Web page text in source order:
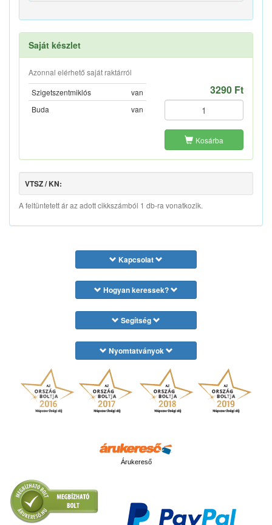
Saját készlet
Azonnal elérhető saját raktárról
Szigetszentmiklós
van
Buda
van
3290 Ft
Kosárba
VTSZ / KN:
A feltüntetett ár az adott cikkszámból 1 db-ra vonatkozik.
Kapcsolat
Hogyan keressek?
Segítség
Nyomtatványok
Árukereső